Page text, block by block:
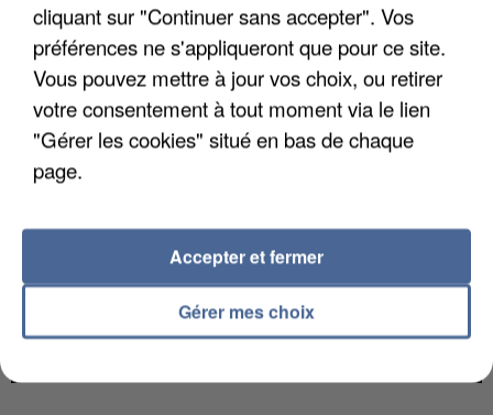
UNE TOURISTE DE L’OISE EMPORTÉE PAR UNE
COULÉE DE BOUE EN HAUTE-SAVOIE
cliquant sur "Continuer sans accepter". Vos
préférences ne s'appliqueront que pour ce site.
Vous pouvez mettre à jour vos choix, ou retirer
votre consentement à tout moment via le lien
"Gérer les cookies" situé en bas de chaque
page.
Gérer mes choix
Accepter et fermer